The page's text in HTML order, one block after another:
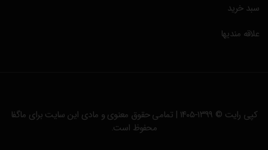
سبد خرید
علاقه مندیها
کپی رایت © ۱۳۹۹-۱۴۰۵ | تمامی حقوق معنوی و مادی این سایت برای
ماگفا
محفوظ است.